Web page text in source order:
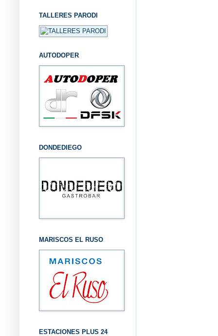
TALLERES PARODI
AUTODOPER
DONDEDIEGO
MARISCOS EL RUSO
ESTACIONES PLUS 24